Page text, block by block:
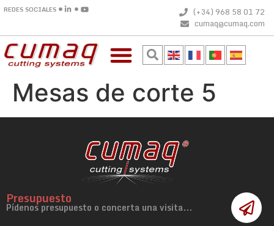
REDES SOCIALES
(+34) 968 58 01 72
cumaq@cumaq.com
Mesas de corte 5
Presupuesto
Pídenos presupuesto o concerta una visita...